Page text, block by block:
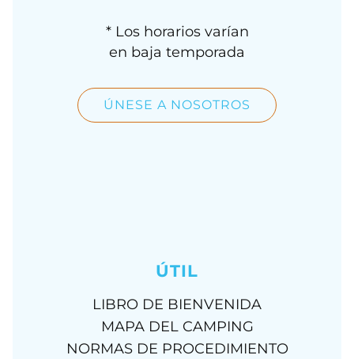
* Los horarios varían
en baja temporada
ÚNESE A NOSOTROS
ÚTIL
LIBRO DE BIENVENIDA
MAPA DEL CAMPING
NORMAS DE PROCEDIMIENTO